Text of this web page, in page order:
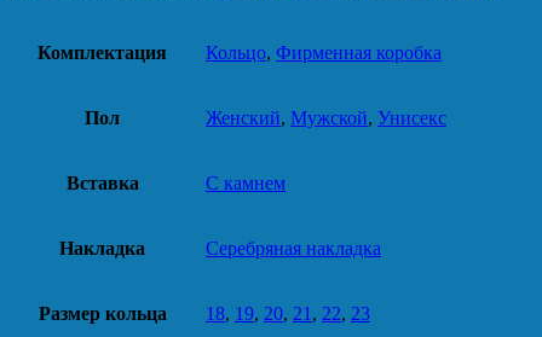
Комплектация Кольцо, Фирменная коробка
Пол Женский, Мужской, Унисекс
Вставка С камнем
Накладка Серебряная накладка
Размер кольца 18, 19, 20, 21 , 22, 23